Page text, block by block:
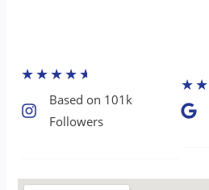
★★★★★
Based on 101k
Followers​
★★